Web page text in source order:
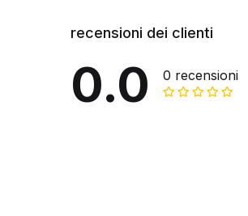
recensioni dei clienti
0.0 0 recensioni